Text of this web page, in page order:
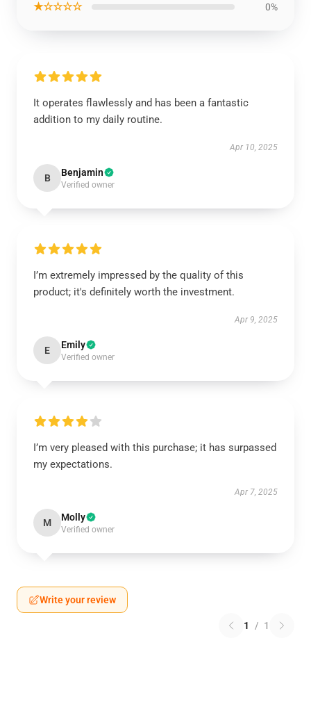
★☆☆☆☆ 0%
It operates flawlessly and has been a fantastic
addition to my daily routine.
Apr 10, 2025
B Benjamin
Verified owner
I’m extremely impressed by the quality of this
product; it's definitely worth the investment.
Apr 9, 2025
E Emily
Verified owner
I’m very pleased with this purchase; it has surpassed
my expectations.
Apr 7, 2025
M Molly
Verified owner
Write your review
1 / 1